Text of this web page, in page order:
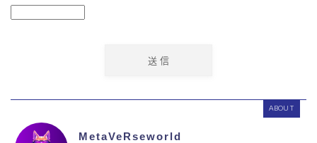
ABOUT
MetaVeRseworld